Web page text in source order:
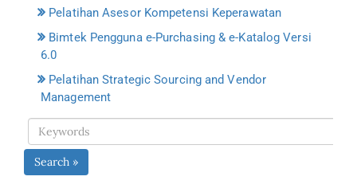
Pelatihan Asesor Kompetensi Keperawatan
Bimtek Pengguna e-Purchasing & e-Katalog Versi
6.0
Pelatihan Strategic Sourcing and Vendor
Management
Search »